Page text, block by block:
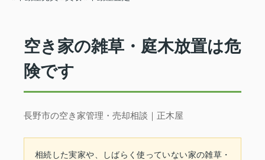
空き家の雑草・庭木放置は危
険です
長野市の空き家管理・売却相談｜正木屋
相続した実家や、しばらく使っていない家の雑草・